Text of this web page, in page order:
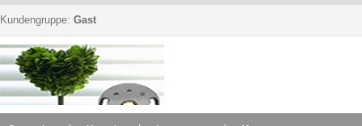
Kundengruppe: Gast